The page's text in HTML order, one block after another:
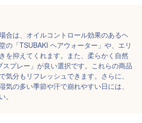
合は、オイルコントロール効果のあるヘ
の「TSUBAKI ヘアウォーター」や、エリ
を抑えてくれます。また、柔らかく自然
プレー」が良い選択です。これらの商品
分もリフレッシュできます。さらに、
の多い季節や汗で崩れやすい日には、